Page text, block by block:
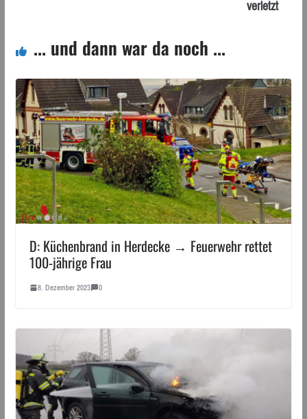
verletzt
... und dann war da noch ...
D: Küchenbrand in Herdecke → Feuerwehr rettet
100-jährige Frau
8. Dezember 2023 0